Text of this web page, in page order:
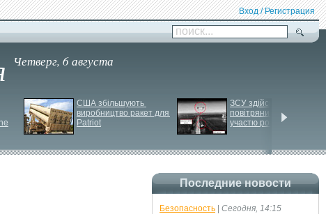
Вход / Регистрация
поиск...
Четверг, 6 августа
США збільшують
виробництво ракет для
Patriot
ЗСУ здійснили перший
повітряний штурм за
участю роботів
Последние новости
Безопасность
Сегодня, 14:15